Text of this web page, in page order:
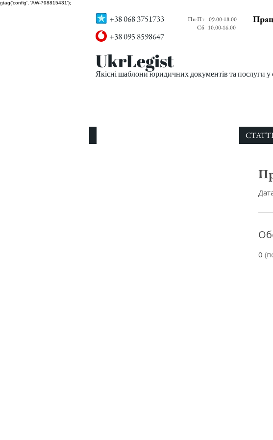
gtag('config', 'AW-798815431');
+38 068 3751733
+38 095 8598647
Пн-Пт
Сб
09.00-18.00
10.00-16.00
UkrLegist
Якісні шаблони юридичних документів та послуги у
СТАТТІ
0